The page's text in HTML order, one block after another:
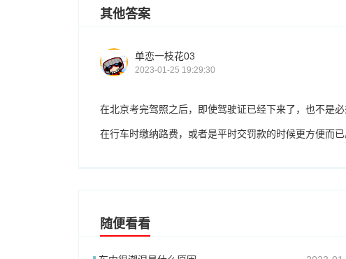
其他答案
单恋一枝花03
2023-01-25 19:29:30
在北京考完驾照之后，即使驾驶证已经下来了，也不是
在行车时缴纳路费，或者是平时交罚款的时候更方便而已
随便看看